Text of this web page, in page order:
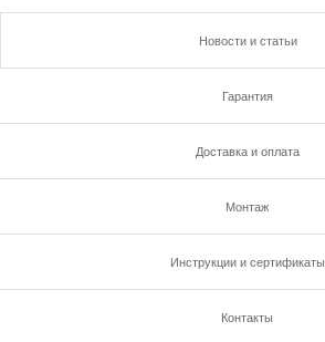
Новости и статьи
Гарантия
Доставка и оплата
Монтаж
Инструкции и сертификаты
Контакты